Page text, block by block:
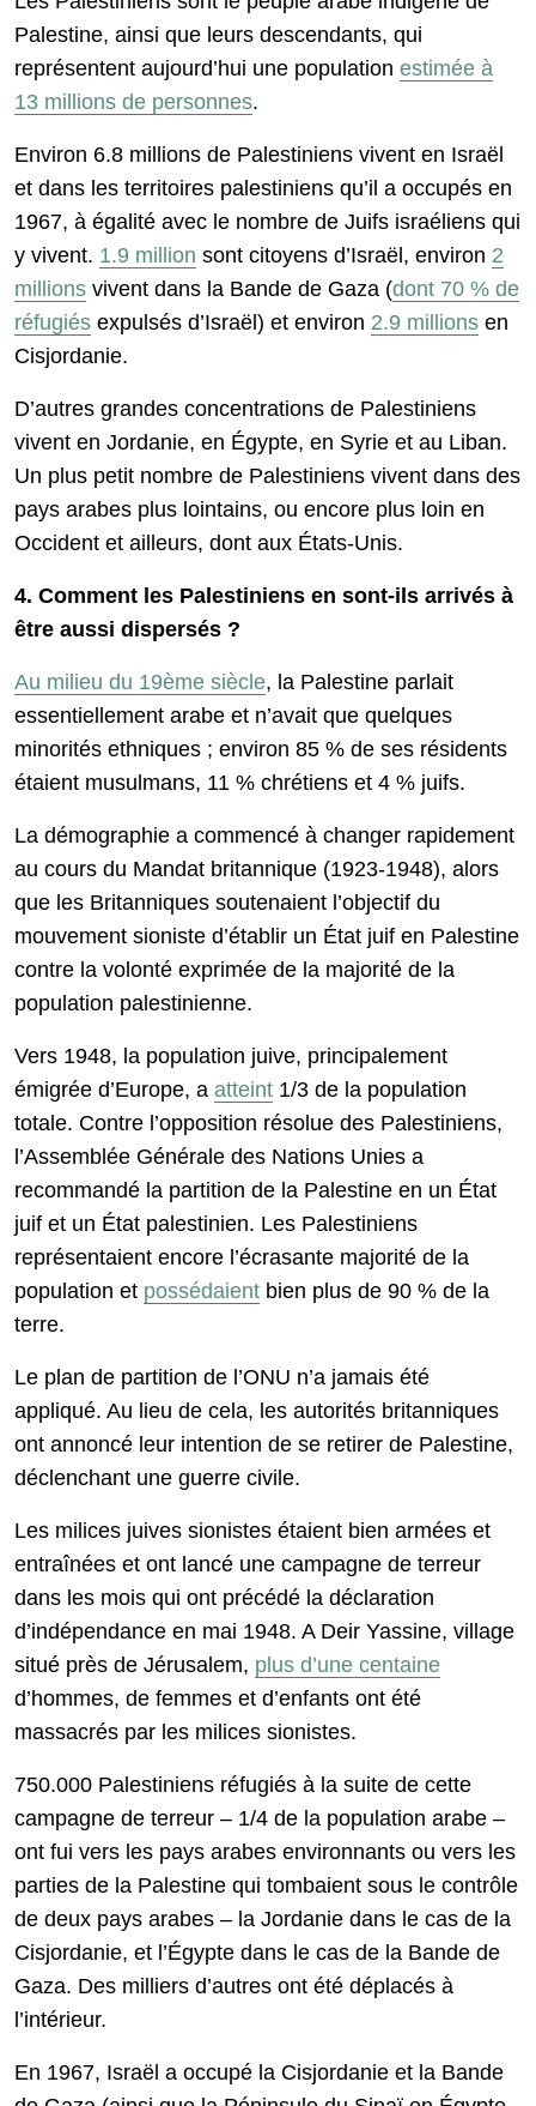
Palestine, ainsi que leurs descendants, qui
représentent aujourd’hui une population estimée à
13 millions de personnes.
Environ 6.8 millions de Palestiniens vivent en Israël
et dans les territoires palestiniens qu’il a occupés en
1967, à égalité avec le nombre de Juifs israéliens qui
y vivent. 1.9 million sont citoyens d’Israël, environ 2
millions vivent dans la Bande de Gaza (dont 70 % de
réfugiés expulsés d’Israël) et environ 2.9 millions en
Cisjordanie.
D’autres grandes concentrations de Palestiniens
vivent en Jordanie, en Égypte, en Syrie et au Liban.
Un plus petit nombre de Palestiniens vivent dans des
pays arabes plus lointains, ou encore plus loin en
Occident et ailleurs, dont aux États-Unis.
4. Comment les Palestiniens en sont-ils arrivés à
être aussi dispersés ?
Au milieu du 19ème siècle, la Palestine parlait
essentiellement arabe et n’avait que quelques
minorités ethniques ; environ 85 % de ses résidents
étaient musulmans, 11 % chrétiens et 4 % juifs.
La démographie a commencé à changer rapidement
au cours du Mandat britannique (1923-1948), alors
que les Britanniques soutenaient l’objectif du
mouvement sioniste d’établir un État juif en Palestine
contre la volonté exprimée de la majorité de la
population palestinienne.
Vers 1948, la population juive, principalement
émigrée d’Europe, a atteint 1/3 de la population
totale. Contre l’opposition résolue des Palestiniens,
l’Assemblée Générale des Nations Unies a
recommandé la partition de la Palestine en un État
juif et un État palestinien. Les Palestiniens
représentaient encore l’écrasante majorité de la
population et possédaient bien plus de 90 % de la
terre.
Le plan de partition de l’ONU n’a jamais été
appliqué. Au lieu de cela, les autorités britanniques
ont annoncé leur intention de se retirer de Palestine,
déclenchant une guerre civile.
Les milices juives sionistes étaient bien armées et
entraînées et ont lancé une campagne de terreur
dans les mois qui ont précédé la déclaration
d’indépendance en mai 1948. A Deir Yassine, village
situé près de Jérusalem, plus d’une centaine
d’hommes, de femmes et d’enfants ont été
massacrés par les milices sionistes.
750.000 Palestiniens réfugiés à la suite de cette
campagne de terreur – 1/4 de la population arabe –
ont fui vers les pays arabes environnants ou vers les
parties de la Palestine qui tombaient sous le contrôle
de deux pays arabes – la Jordanie dans le cas de la
Cisjordanie, et l’Égypte dans le cas de la Bande de
Gaza. Des milliers d’autres ont été déplacés à
l’intérieur.
En 1967, Israël a occupé la Cisjordanie et la Bande